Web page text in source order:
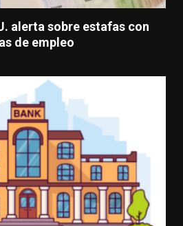
alerta sobre estafas con
de empleo